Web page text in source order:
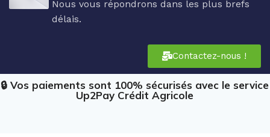
Nous vous répondrons dans les plus brefs
délais.
Contactez-nous !
🔒 Vos paiements sont 100% sécurisés avec le service
Up2Pay Crédit Agricole